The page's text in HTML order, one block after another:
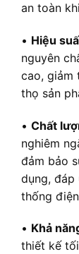
an toàn
• Hiệu
nguyên
cao, giảm
thọ sản
• Chất
nghiêm
đảm bảo
dụng, đáp
thống
• Khả
thiết kế